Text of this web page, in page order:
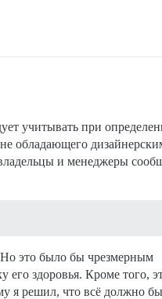
учитывать при
обладающего
и менеджеры
Но это было бы чрезмерным
его здоровья. Кроме того,
я решил, что всё должно